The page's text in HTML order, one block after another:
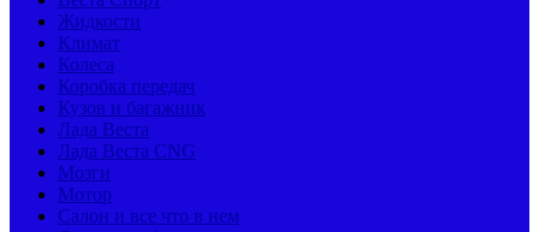
Жидкости
Климат
Колеса
Коробка передач
Кузов и багажник
Лада Веста
Лада Веста CNG
Мозги
Мотор
Салон и все что в нем